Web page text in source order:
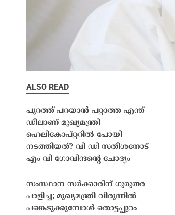
ALSO READ
പുറത്ത് പറയാൻ പറ്റാത്ത എന്ത്
ഡീലാണ് മുഖ്യമന്ത്രി
ഹെലികോപ്റ്ററിൽ പോയി
നടത്തിയത്? വി ഡി സതീശനോട്
എം വി ഗോവിന്ദന്റെ ചോദ്യം
സംസ്ഥാന സർക്കാരിന് ഗുരുതര
പാളിച്ച; മുഖ്യമന്ത്രി വിരുന്നില്‍
പങ്കെടുക്കുമ്പോള്‍ തൊട്ടപ്പുറം